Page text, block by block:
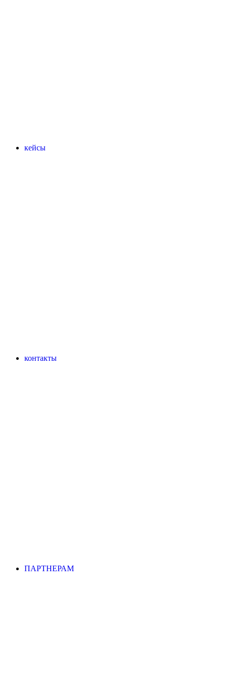
кейсы
контакты
ПАРТНЕРАМ